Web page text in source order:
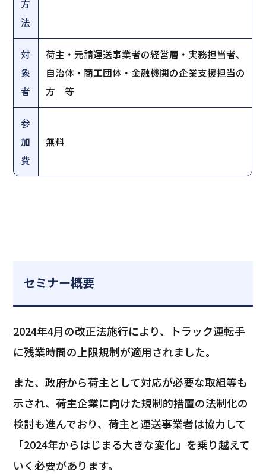
方
法
対
象
者
荷主・元請運送事業者の経営層・実務担当者、
自治体・商工団体・金融機関の企業支援担当の
方 等
参
加
費
無料
セミナー概要
2024年4月の改正法施行により、トラック運転手
に残業時間の上限規制が適用されました。
また、政府から荷主として対応が必要な取組等も
示され、荷主企業に向けた規制的措置の法制化の
検討も進んでおり、荷主と運送事業者は協力して
「2024年からはじまる大きな変化」を乗り越えて
いく必要があります。